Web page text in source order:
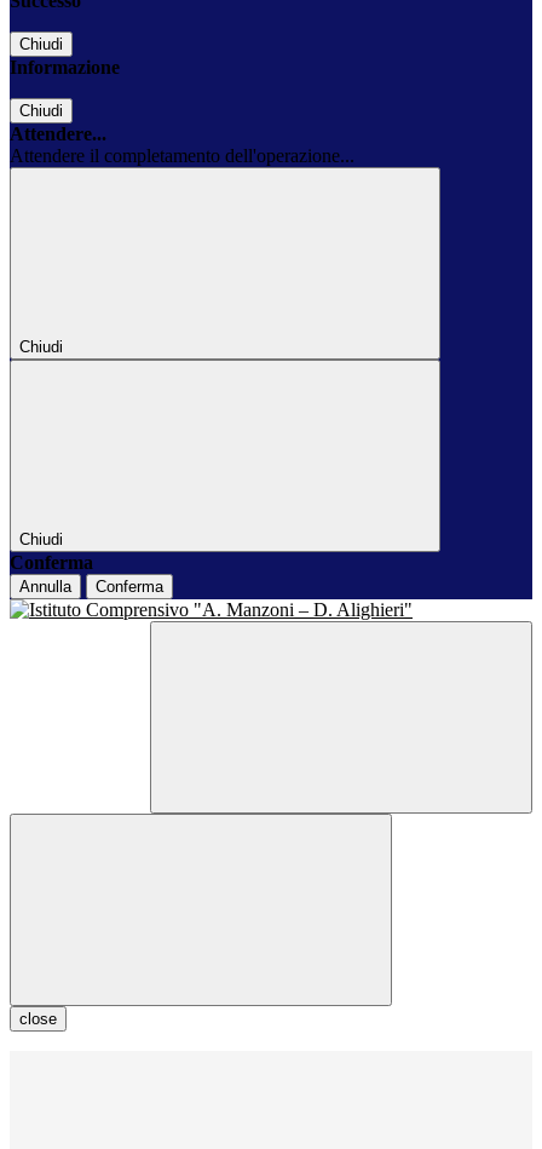
Chiudi
Informazione
Chiudi
Attendere...
Attendere il completamento dell'operazione...
Chiudi
Chiudi
Conferma
Annulla Conferma
close